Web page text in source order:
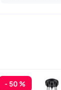
- 50 %